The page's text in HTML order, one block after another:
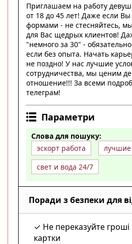
Приглашаем на работу
от 18 до 45 лет! Даже если
формами - не стесняйтесь,
для Вас щедрых клиентов!
"немного за 30" -
если без опыта. Начать
не поздно! У нас лучшие
сотрудничества, мы ценим
отношение!!! За всеми
телеграм!
Параметри
Слова для пошуку:
эскорт работа
лучшие
свет и вода 24/7
Поради з безпеки для
Не переказуйте гроші
картки